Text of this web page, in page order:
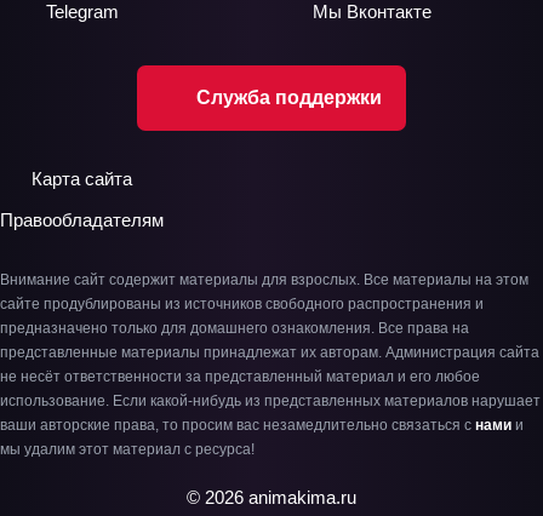
Служба поддержки
Telegram Мы Вконтакте
Карта сайта
Правообладателям
Внимание сайт содержит материалы для взрослых. Все материалы на этом
сайте продублированы из источников свободного распространения и
предназначено только для домашнего ознакомления. Все права на
представленные материалы принадлежат их авторам. Администрация сайта
не несёт ответственности за представленный материал и его любое
использование. Если какой-нибудь из представленных материалов нарушает
ваши авторские права, то просим вас незамедлительно связаться с нами и
мы удалим этот материал с ресурса!
© 2026 animakima.ru